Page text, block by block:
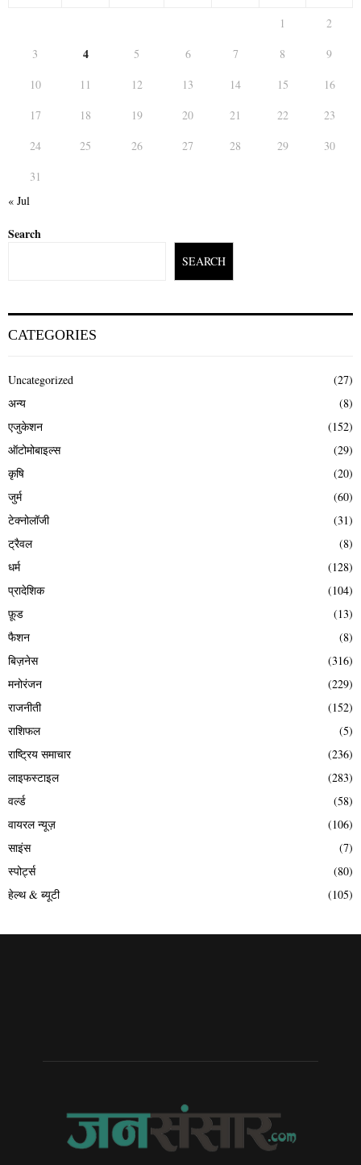
1
2
3
4 5 6 7 8
9
10
11 12 13 14 15
16
17
18 19 20 21 22
23
24
25 26 27 28 29
30
31
« Jul
Search
SEARCH
CATEGORIES
Uncategorized
(27)
अन्य
(8)
एजुकेशन
(152)
ऑटोमोबाइल्स
(29)
कृषि
(20)
जुर्म
(60)
टेक्नोलॉजी
(31)
ट्रैवल
(8)
धर्म
(128)
प्रादेशिक
(104)
फ़ूड
(13)
फैशन
(8)
बिज़नेस
(316)
मनोरंजन
(229)
राजनीती
(152)
राशिफल
(5)
राष्ट्रिय समाचार
(236)
लाइफस्टाइल
(283)
वर्ल्ड
(58)
वायरल न्यूज़
(106)
साइंस
(7)
स्पोर्ट्स
(80)
हेल्थ & ब्यूटी
(105)